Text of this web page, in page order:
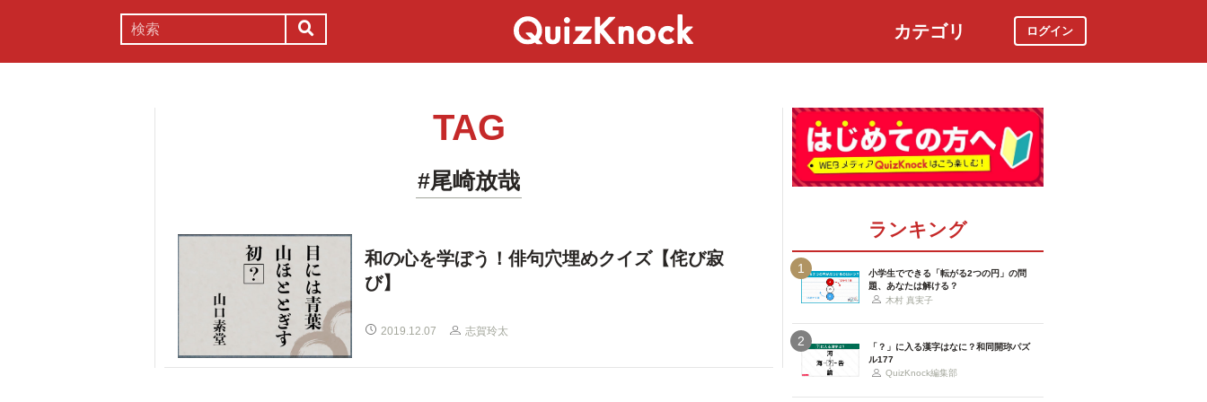
カテゴリ ログイン
TAG
#尾崎放哉
和の心を学ぼう！俳句穴埋めクイズ【侘び寂
び】
2019.12.07 志賀玲太
ランキング
1
小学生でできる「転がる2つの円」の問
題、あなたは解ける？
木村 真実子
2
「？」に入る漢字はなに？和同開珎パズ
ル177
QuizKnock編集部